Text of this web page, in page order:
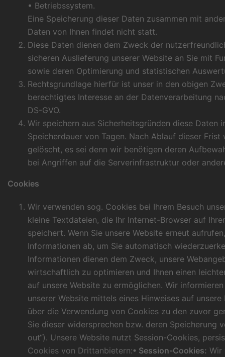
• Betriebssystem.
Eine Speicherung dieser Daten zusammen mit
Daten von Ihnen findet nicht statt.
Diese Daten dienen dem Zweck der
sicheren Auslieferung unserer Website an Sie mit
sowie deren Optimierung und statistischen
Rechtsgrundlage hierfür ist unser in den obigen
berechtigtes Interesse an der Datenverarbeitung
DS-GVO.
Wir speichern aus Sicherheitsgründen diese Daten
Speicherdauer von Tagen. Nach Ablauf dieser
gelöscht, es sei denn wir benötigen deren
bei Angriffen auf die Serverinfrastruktur oder
Cookies
Wir verwenden sog. Cookies bei Ihrem Besuch
kleine Textdateien, die Ihr Internet-Browser auf
speichert. Wenn Sie unsere Website erneut
Informationen ab, um Sie automatisch
Informationen dienen dem Zweck, unsere
wirtschaftlich zu optimieren und Ihnen einen
auf unsere Website zu ermöglichen. Wir
unserer Website mittels eines Hinweises auf
über die Verwendung von Cookies zu den zuvor
Sie dieser widersprechen bzw. deren Speicherung
out“). Unsere Website nutzt Session-Cookies,
Cookies von Drittanbietern:• Session-Cookies: Wir